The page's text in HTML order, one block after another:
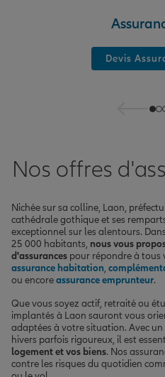
Devis
Nos offres
Nichée sur sa colline, Laon,
cathédrale gothique et ses
exceptionnel sur les alentours.
25 000 habitants, nous vous
d'assurances pour répondre à tous
assurance habitation,
ou encoreassurance emprunteur.
Que vous soyez actif, retraité ou
implantés à Laon sauront vous
adaptées à votre situation. Avec
hivers parfois rigoureux, il est
logement et vos biens. Nos
contre les risques du quotidien